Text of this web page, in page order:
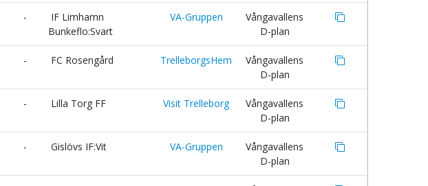
-
IF Limhamn
Bunkeflo:Svart
VA-Gruppen
Vångavallens
D-plan
- FC Rosengård TrelleborgsHem
Vångavallens
D-plan
- Lilla Torg FF Visit Trelleborg
Vångavallens
D-plan
- Gislövs IF:Vit VA-Gruppen
Vångavallens
D-plan